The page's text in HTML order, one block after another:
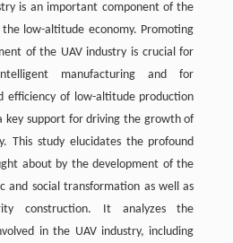
is an important component of the
low-altitude economy. Promoting
of the UAV industry is crucial for
manufacturing and for
efficiency of low-altitude production
key support for driving the growth of
This study elucidates the profound
about by the development of the
and social transformation as well as
construction. It analyzes the
in the UAV industry, including